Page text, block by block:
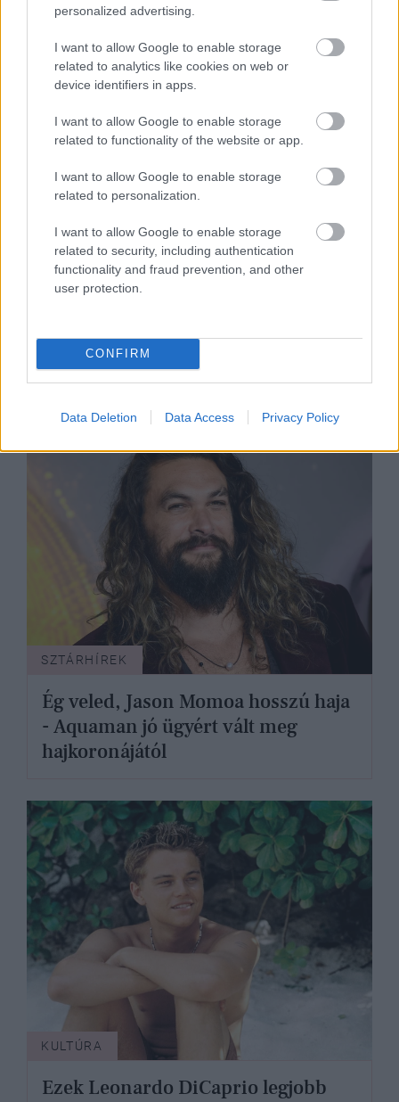
personalized advertising.
I want to allow Google to enable storage
related to analytics like cookies on web or
device identifiers in apps.
I want to allow Google to enable storage
related to functionality of the website or app.
I want to allow Google to enable storage
related to personalization.
I want to allow Google to enable storage
related to security, including authentication
functionality and fraud prevention, and other
user protection.
CONFIRM
Data Deletion Data Access Privacy Policy
A Bridgerton tervezője beavat az
előkelőség titkaiba
SZTÁRHÍREK
Ég veled, Jason Momoa hosszú haja
- Aquaman jó ügyért vált meg
hajkoronájától
KULTÚRA
Ezek Leonardo DiCaprio legjobb